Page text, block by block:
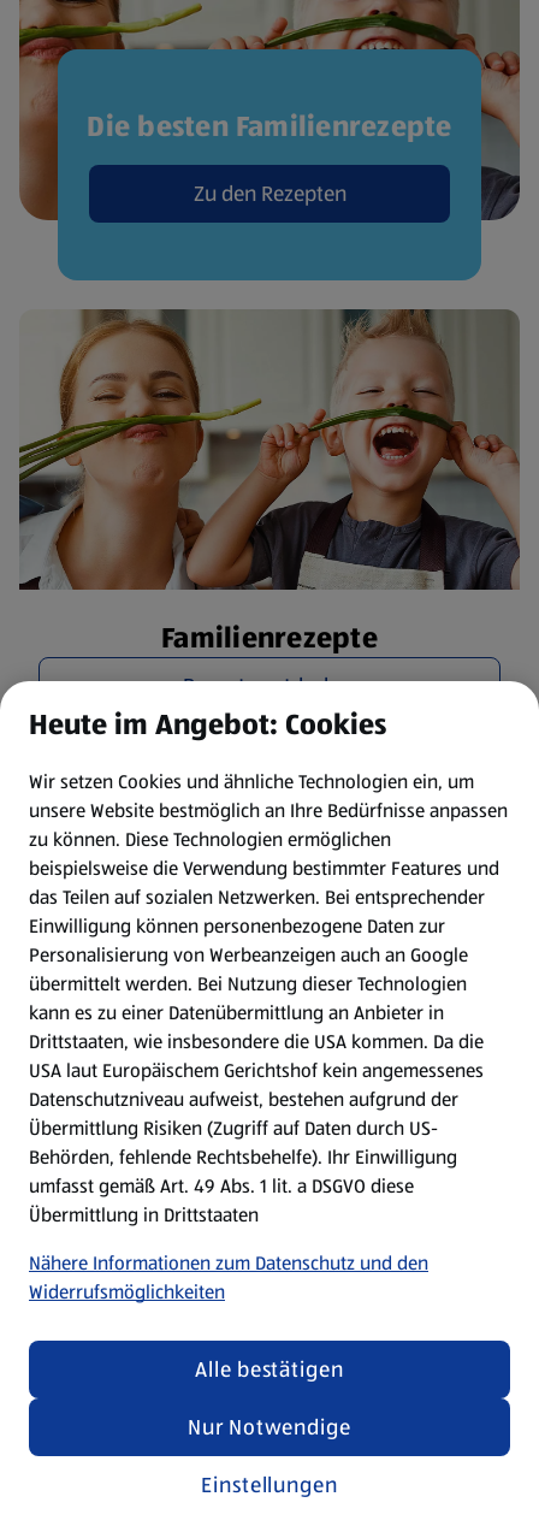
Die besten Familienrezepte
Zu den Rezepten
Familienrezepte
Rezepte entdecken
Kochen für Kinder
Rezepte entdecken
Heute im Angebot: Cookies
Wir setzen Cookies und ähnliche Technologien ein, um
unsere Website bestmöglich an Ihre Bedürfnisse anpassen
zu können. Diese Technologien ermöglichen
beispielsweise die Verwendung bestimmter Features und
das Teilen auf sozialen Netzwerken. Bei entsprechender
Einwilligung können personenbezogene Daten zur
Personalisierung von Werbeanzeigen auch an Google
übermittelt werden. Bei Nutzung dieser Technologien
kann es zu einer Datenübermittlung an Anbieter in
Drittstaaten, wie insbesondere die USA kommen. Da die
USA laut Europäischem Gerichtshof kein angemessenes
Datenschutzniveau aufweist, bestehen aufgrund der
Übermittlung Risiken (Zugriff auf Daten durch US-
Behörden, fehlende Rechtsbehelfe). Ihr Einwilligung
umfasst gemäß Art. 49 Abs. 1 lit. a DSGVO diese
Übermittlung in Drittstaaten
Nähere Informationen zum Datenschutz und den
Widerrufsmöglichkeiten
Einstellungen
Nur Notwendige
Alle bestätigen